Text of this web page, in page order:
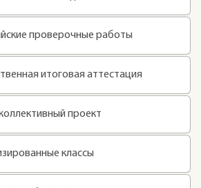
проверочные работы
итоговая аттестация
проект
классы